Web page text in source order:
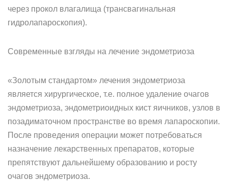
через прокол влагалища (трансвагинальная
гидролапароскопия).
Современные взгляды на лечение эндометриоза
«Золотым стандартом» лечения эндометриоза
является хирургическое, т.е. полное удаление очагов
эндометриоза, эндометриоидных кист яичников, узлов в
позадиматочном пространстве во время лапароскопии.
После проведения операции может потребоваться
назначение лекарственных препаратов, которые
препятствуют дальнейшему образованию и росту
очагов эндометриоза.